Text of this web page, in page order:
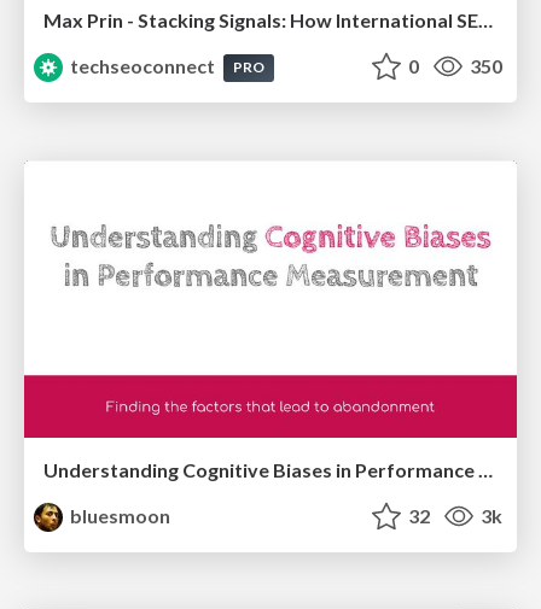
Max Prin - Stacking Signals: How International SEO Comes Together (And Falls Apart)
techseoconnect
PRO 0 350
Understanding Cognitive Biases in Performance Measurement
bluesmoon
32 3k